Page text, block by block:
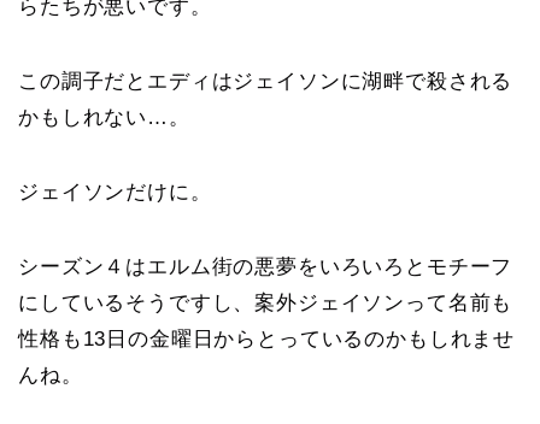
らたちが悪いです。
この調子だとエディはジェイソンに湖畔で殺される
かもしれない…。
ジェイソンだけに。
シーズン４はエルム街の悪夢をいろいろとモチーフ
にしているそうですし、案外ジェイソンって名前も
性格も13日の金曜日からとっているのかもしれませ
んね。